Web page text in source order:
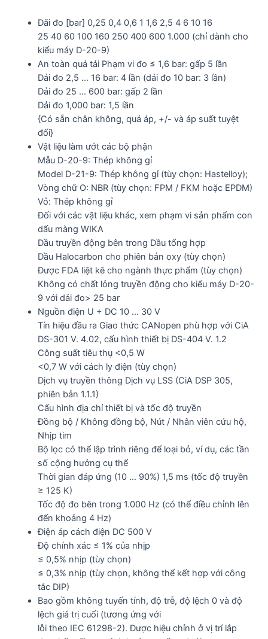
Dãi đo [bar] 0,25 0,4 0,6 1 1,6 2,5 4 6 10 16
25 40 60 100 160 250 400 600 1.000 (chỉ dành cho
kiểu máy D-20-9)
An toàn quá tải Phạm vi đo ≤ 1,6 bar: gấp 5 lần
Dải đo 2,5 … 16 bar: 4 lần (dải đo 10 bar: 3 lần)
Dải đo 25 … 600 bar: gấp 2 lần
Dải đo 1,000 bar: 1,5 lần
{Có sẵn chân không, quá áp, +/- và áp suất tuyệt
đối}
Vật liệu làm ướt các bộ phận
Mẫu D-20-9: Thép không gỉ
Model D-21-9: Thép không gỉ (tùy chọn: Hastelloy);
Vòng chữ O: NBR (tùy chọn: FPM / FKM hoặc EPDM)
Vỏ: Thép không gỉ
Đối với các vật liệu khác, xem phạm vi sản phẩm con
dấu màng WIKA
Dầu truyền động bên trong Dầu tổng hợp
Dầu Halocarbon cho phiên bản oxy (tùy chọn)
Được FDA liệt kê cho ngành thực phẩm (tùy chọn)
Không có chất lỏng truyền động cho kiểu máy D-20-
9 với dải đo> 25 bar
Nguồn điện U + DC 10 … 30 V
Tín hiệu đầu ra Giao thức CANopen phù hợp với CiA
DS-301 V. 4.02, cấu hình thiết bị DS-404 V. 1.2
Công suất tiêu thụ <0,5 W
<0,7 W với cách ly điện (tùy chọn)
Dịch vụ truyền thông Dịch vụ LSS (CiA DSP 305,
phiên bản 1.1.1)
Cấu hình địa chỉ thiết bị và tốc độ truyền
Đồng bộ / Không đồng bộ, Nút / Nhân viên cứu hộ,
Nhịp tim
Bộ lọc có thể lập trình riêng để loại bỏ, ví dụ, các tần
số cộng hưởng cụ thể
Thời gian đáp ứng (10 … 90%) 1,5 ms (tốc độ truyền
≥ 125 K)
Tốc độ đo bên trong 1.000 Hz (có thể điều chỉnh lên
đến khoảng 4 Hz)
Điện áp cách điện DC 500 V
Độ chính xác ≤ 1% của nhịp
≤ 0,5% nhịp (tùy chọn)
≤ 0,3% nhịp (tùy chọn, không thể kết hợp với công
tắc DIP)
Bao gồm không tuyến tính, độ trễ, độ lệch 0 và độ
lệch giá trị cuối (tương ứng với
lỗi theo IEC 61298-2). Được hiệu chỉnh ở vị trí lắp